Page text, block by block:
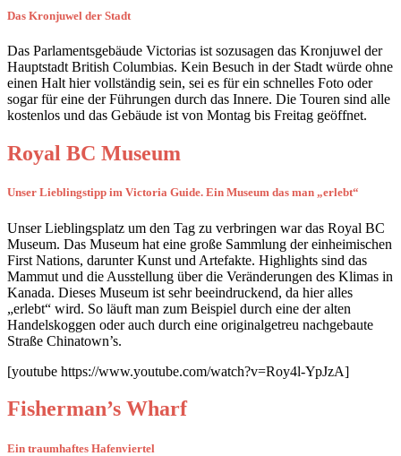
Das Kronjuwel der Stadt
Das Parlamentsgebäude Victorias ist sozusagen das Kronjuwel der
Hauptstadt British Columbias. Kein Besuch in der Stadt würde ohne
einen Halt hier vollständig sein, sei es für ein schnelles Foto oder
sogar für eine der Führungen durch das Innere. Die Touren sind alle
kostenlos und das Gebäude ist von Montag bis Freitag geöffnet.
Royal BC Museum
Unser Lieblingstipp im Victoria Guide. Ein Museum das man „erlebt“
Unser Lieblingsplatz um den Tag zu verbringen war das Royal BC
Museum. Das Museum hat eine große Sammlung der einheimischen
First Nations, darunter Kunst und Artefakte. Highlights sind das
Mammut und die Ausstellung über die Veränderungen des Klimas in
Kanada. Dieses Museum ist sehr beeindruckend, da hier alles
„erlebt“ wird. So läuft man zum Beispiel durch eine der alten
Handelskoggen oder auch durch eine originalgetreu nachgebaute
Straße Chinatown’s.
[youtube https://www.youtube.com/watch?v=Roy4l-YpJzA]
Fisherman’s Wharf
Ein traumhaftes Hafenviertel